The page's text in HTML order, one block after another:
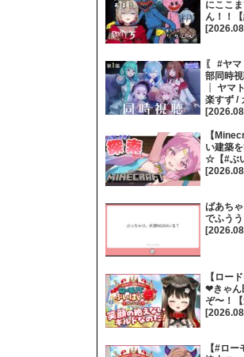
にここ
ん！！
〖 #ヤ
部同時
┊ ヤマ
楽すず /
【
い建築
☆【#ぶ
ばあち
でふうう
【ロー
❤きゃん
ぞ〜！【
【#ロ